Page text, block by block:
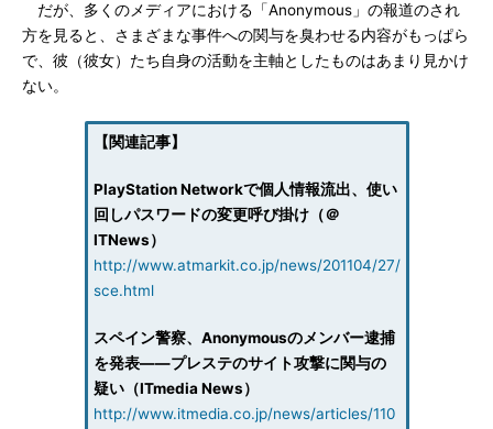
だが、多くのメディアにおける「Anonymous」の報道のされ
方を見ると、さまざまな事件への関与を臭わせる内容がもっぱら
で、彼（彼女）たち自身の活動を主軸としたものはあまり見かけ
ない。
【関連記事】
PlayStation Networkで個人情報流出、使い
回しパスワードの変更呼び掛け（＠
ITNews）
http://www.atmarkit.co.jp/news/201104/27/
sce.html
スペイン警察、Anonymousのメンバー逮捕
を発表――プレステのサイト攻撃に関与の
疑い（ITmedia News）
http://www.itmedia.co.jp/news/articles/110